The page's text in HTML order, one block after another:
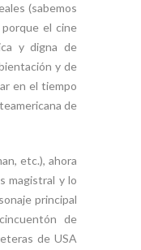
(sabemos
el cine
y digna de
y de
en el tiempo
de
etc.), ahora
magistral y lo
principal
de
de USA